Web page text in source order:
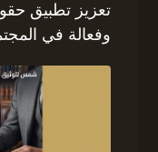
تعزيز تطبيق
وفعالة في